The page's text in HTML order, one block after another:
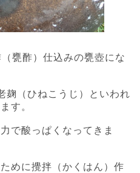
甕酢）仕込みの甕壺にな
麹（ひねこうじ）といわれ
す。
で酸っぱくなってきま
めに攪拌（かくはん）作